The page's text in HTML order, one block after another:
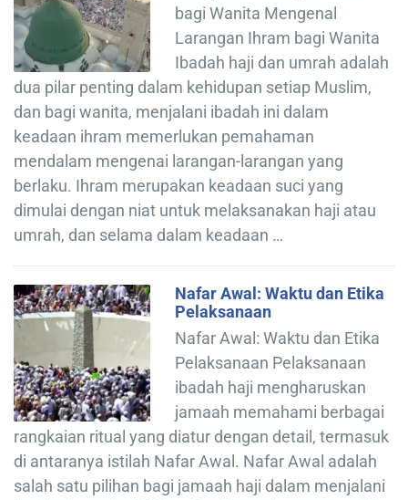
bagi Wanita Mengenal
Larangan Ihram bagi Wanita
Ibadah haji dan umrah adalah
dua pilar penting dalam kehidupan setiap Muslim,
dan bagi wanita, menjalani ibadah ini dalam
keadaan ihram memerlukan pemahaman
mendalam mengenai larangan-larangan yang
berlaku. Ihram merupakan keadaan suci yang
dimulai dengan niat untuk melaksanakan haji atau
umrah, dan selama dalam keadaan …
Nafar Awal: Waktu dan Etika
Pelaksanaan
Nafar Awal: Waktu dan Etika
Pelaksanaan Pelaksanaan
ibadah haji mengharuskan
jamaah memahami berbagai
rangkaian ritual yang diatur dengan detail, termasuk
di antaranya istilah Nafar Awal. Nafar Awal adalah
salah satu pilihan bagi jamaah haji dalam menjalani